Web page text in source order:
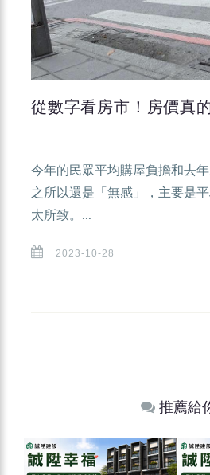
從數字看房市！房價真
今年的民眾平均購屋負擔和去
之所以還是「無感」，主要是
太所致。...
2023-10-28
推薦給